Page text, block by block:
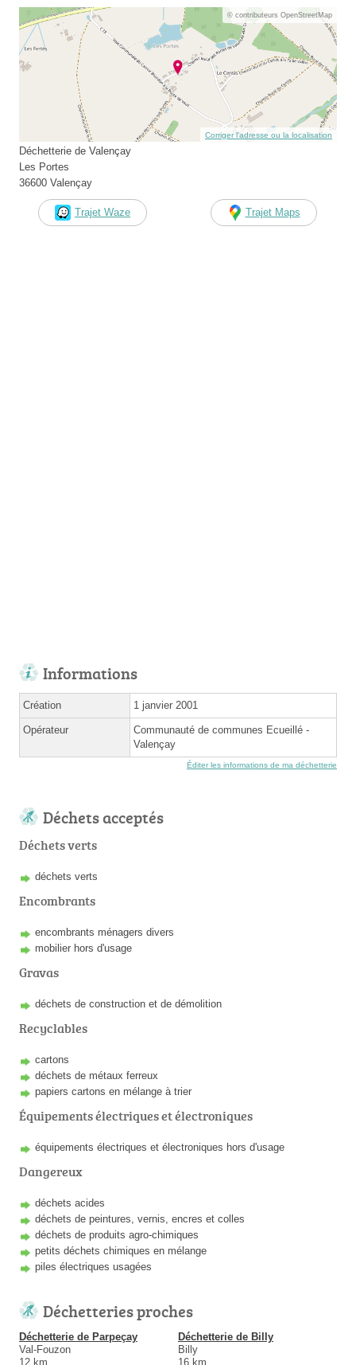
© contributeurs OpenStreetMap
Corriger l’adresse ou la localisation
Déchetterie de Valençay
Les Portes
36600 Valençay
Trajet Waze Trajet Maps
Informations
Création 1 janvier 2001
Opérateur
Communauté de communes Ecueillé -
Valençay
Éditer les informations de ma déchetterie
Déchets acceptés
Déchets verts
déchets verts
Encombrants
encombrants ménagers divers
mobilier hors d'usage
Gravas
déchets de construction et de démolition
Recyclables
cartons
déchets de métaux ferreux
papiers cartons en mélange à trier
Équipements électriques et électroniques
équipements électriques et électroniques hors d'usage
Dangereux
déchets acides
déchets de peintures, vernis, encres et colles
déchets de produits agro-chimiques
petits déchets chimiques en mélange
piles électriques usagées
Déchetteries proches
Déchetterie de Parpeçay
Val-Fouzon
12 km
Déchetterie de Billy
Billy
16 km